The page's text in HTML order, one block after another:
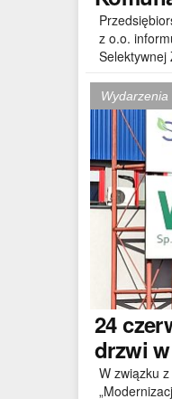
z o.o.
Selektywnej
Wydarzenia
24
drzwi
W związku